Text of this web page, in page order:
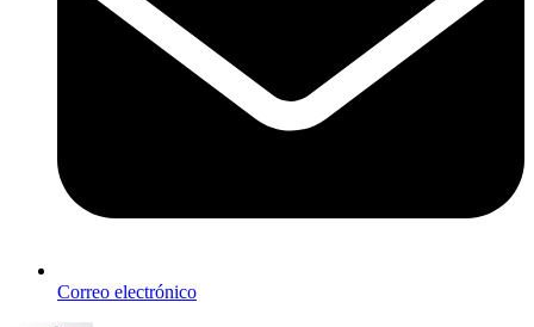
Correo electrónico